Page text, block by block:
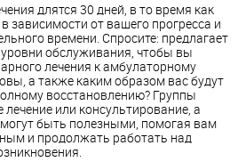
длятся 30 дней, в то время как
зависимости от вашего прогресса и
времени. Спросите: предлагает
обслуживания, чтобы вы
лечения к амбулаторному
а также каким образом вас будут
восстановлению? Группы
или консультирование, а
быть полезными, помогая вам
и продолжать работать над